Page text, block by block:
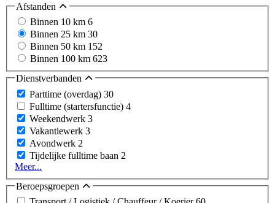
Afstanden
Binnen 10 km 6
Binnen 25 km 30
Binnen 50 km 152
Binnen 100 km 623
Dienstverbanden
Parttime (overdag) 30
Fulltime (startersfunctie) 4
Weekendwerk 3
Vakantiewerk 3
Avondwerk 2
Tijdelijke fulltime baan 2
Meer...
Beroepsgroepen